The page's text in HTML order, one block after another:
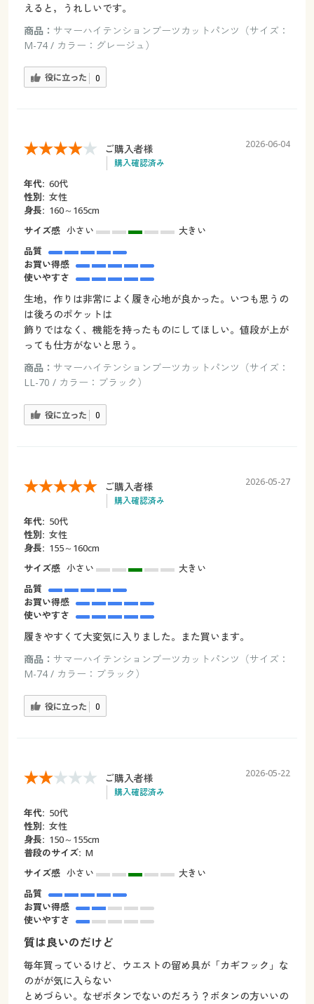
えると，うれしいです。
商品： サマーハイテンションブーツカットパンツ（サイズ：
M-74 / カラー：グレージュ）
役に立った 0
ご購入者様
購入確認済み
2026-06-04
年代: 60代
性別: 女性
身長: 160～165cm
サイズ感 小さい
大きい
品質
お買い得感
使いやすさ
生地，作りは非常によく履き心地が良かった。いつも思うの
は後ろのポケットは
飾りではなく、機能を持ったものにしてほしい。値段が上が
っても仕方がないと思う。
商品： サマーハイテンションブーツカットパンツ（サイズ：
LL-70 / カラー：ブラック）
役に立った 0
ご購入者様
購入確認済み
2026-05-27
年代: 50代
性別: 女性
身長: 155～160cm
サイズ感 小さい
大きい
品質
お買い得感
使いやすさ
履きやすくて大変気に入りました。また買います。
商品： サマーハイテンションブーツカットパンツ（サイズ：
M-74 / カラー：ブラック）
役に立った 0
ご購入者様
購入確認済み
2026-05-22
年代: 50代
性別: 女性
身長: 150～155cm
普段のサイズ: М
サイズ感 小さい
大きい
品質
お買い得感
使いやすさ
質は良いのだけど
毎年買っているけど、ウエストの留め具が「カギフック」な
のがが気に入らない
とめづらい。なぜボタンでないのだろう？ボタンの方いいの